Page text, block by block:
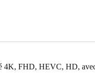
FHD, HEVC, HD, avec